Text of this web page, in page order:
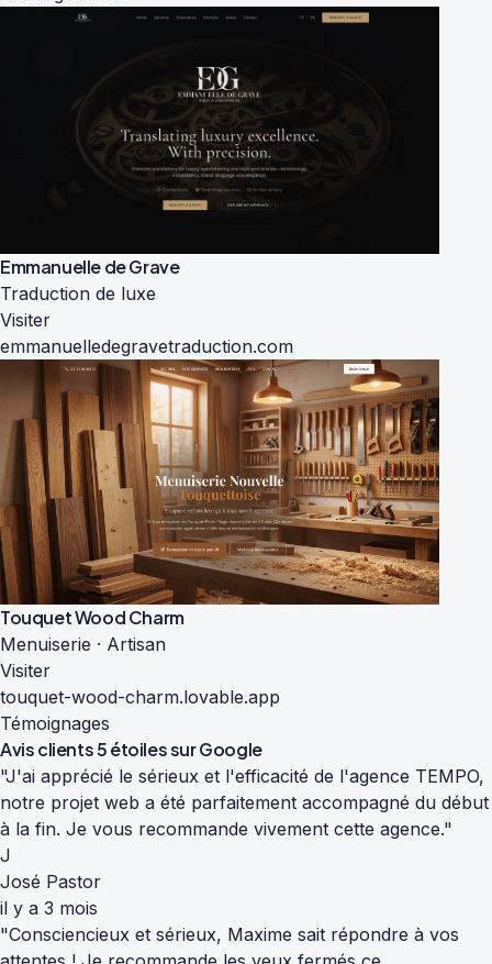
Emmanuelle de Grave
Traduction de luxe
Visiter
emmanuelledegravetraduction.com
Touquet Wood Charm
Menuiserie · Artisan
Visiter
touquet-wood-charm.lovable.app
Témoignages
Avis clients5 étoiles sur Google
"J'ai apprécié le sérieux et l'efficacité de l'agence TEMPO,
notre projet web a été parfaitement accompagné du début
à la fin. Je vous recommande vivement cette agence."
J
José Pastor
il y a 3 mois
"Consciencieux et sérieux, Maxime sait répondre à vos